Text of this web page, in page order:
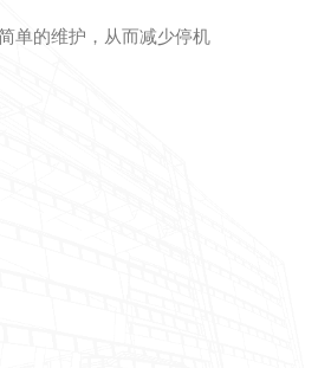
单的维护，从而减少停机